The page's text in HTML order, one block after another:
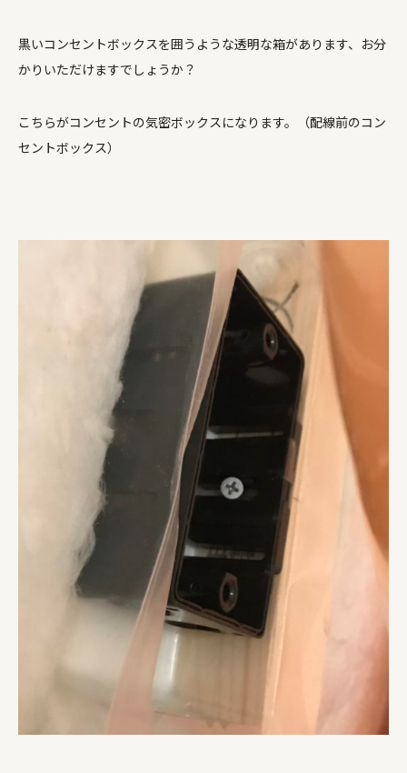
黒いコンセントボックスを囲うような透明な箱があります、お分
かりいただけますでしょうか？
こちらがコンセントの気密ボックスになります。（配線前のコン
セントボックス）